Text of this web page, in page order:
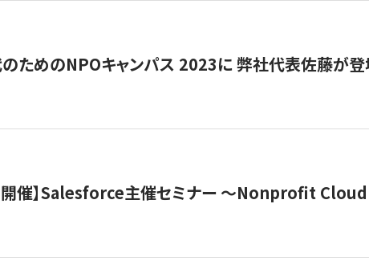
ためのNPOキャンパス 2023に 弊社代表佐藤が
催】Salesforce主催セミナー 〜Nonprofit